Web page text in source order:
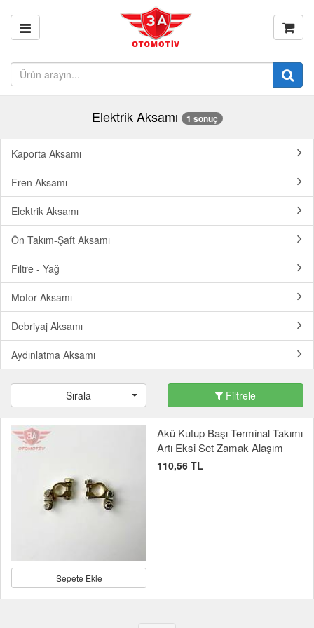
Elektrik Aksamı 1 sonuç
Kaporta Aksamı
Fren Aksamı
Elektrik Aksamı
Ön Takım-Şaft Aksamı
Filtre - Yağ
Motor Aksamı
Debriyaj Aksamı
Aydınlatma Aksamı
Sırala Filtrele
Sepete Ekle
Akü Kutup Başı Terminal Takımı
Artı Eksi Set Zamak Alaşım
110,56 TL